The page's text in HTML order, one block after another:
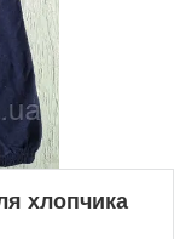
хлопчика